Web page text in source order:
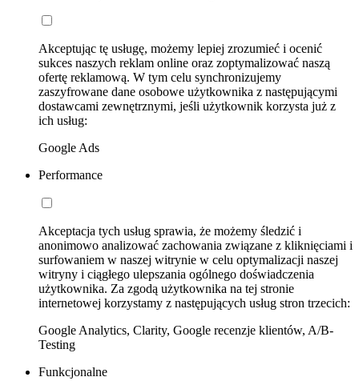
Akceptując tę usługę, możemy lepiej zrozumieć i ocenić
sukces naszych reklam online oraz zoptymalizować naszą
ofertę reklamową. W tym celu synchronizujemy
zaszyfrowane dane osobowe użytkownika z następującymi
dostawcami zewnętrznymi, jeśli użytkownik korzysta już z
ich usług:
Google Ads
Performance
Akceptacja tych usług sprawia, że możemy śledzić i
anonimowo analizować zachowania związane z kliknięciami i
surfowaniem w naszej witrynie w celu optymalizacji naszej
witryny i ciągłego ulepszania ogólnego doświadczenia
użytkownika. Za zgodą użytkownika na tej stronie
internetowej korzystamy z następujących usług stron trzecich:
Google Analytics, Clarity, Google recenzje klientów, A/B-
Testing
Funkcjonalne